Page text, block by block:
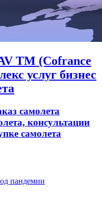
TM (Cofrance
услуг бизнес
самолета
консультации
самолета
пандемии